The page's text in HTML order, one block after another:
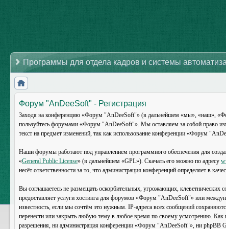
Программы для отдела кадров и системы
Форум "AnDeeSoft" - Регистрация
Заходя на конференцию «Форум "AnDeeSoft"» (в дальнейшем «мы», «наш»,
пользуйтесь форумами «Форум "AnDeeSoft"». Мы оставляем за собой право
текст на предмет изменений, так как использование конференции «Форум
Наши форумы работают под управлением программного обеспечения для
«General Public License» (в дальнейшем «GPL»). Скачать его можно по адресу
несёт ответственности за то, что администрация конференций определяет в
Вы соглашаетесь не размещать оскорбительных, угрожающих,
предоставляет услуги хостинга для форумов «Форум "AnDeeSoft"» или
известность, если мы сочтём это нужным. IP-адреса всех сообщений
перенести или закрыть любую тему в любое время по своему усмотрению. Как
разрешения, ни администрация конференции «Форум "AnDeeSoft"», ни phpBB